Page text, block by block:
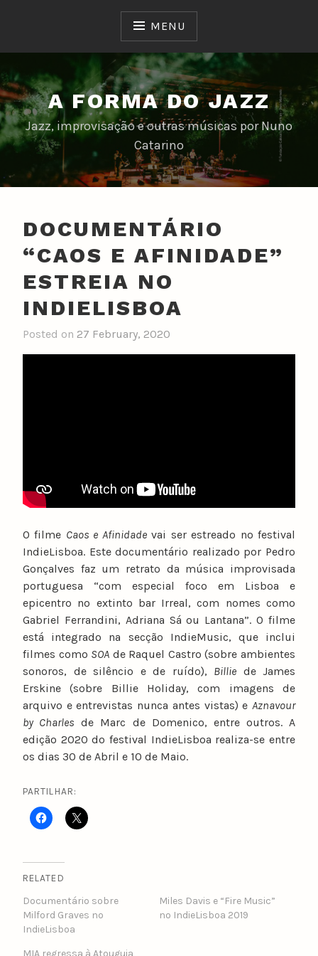
MENU
A FORMA DO JAZZ
Jazz, improvisação e outras músicas por Nuno
Catarino
DOCUMENTÁRIO
“CAOS E AFINIDADE”
ESTREIA NO
INDIELISBOA
Posted on 27 February, 2020
y
a
r
n
o
O filme Caos e Afinidadevai ser estreado no festival
IndieLisboa. Este documentário realizado por Pedro
Gonçalves faz um retrato da música improvisada
portuguesa “com especial foco em Lisboa e
epicentro no extinto bar Irreal, com nomes como
Gabriel Ferrandini, Adriana Sá ou Lantana”. O filme
está integrado na secção IndieMusic, que inclui
filmes como SOA de Raquel Castro (sobre ambientes
sonoros, de silêncio e de ruído), Billie de James
Erskine (sobre Billie Holiday, com imagens de
arquivo e entrevistas nunca antes vistas) e Aznavour
by Charles de Marc de Domenico, entre outros. A
edição 2020 do festival IndieLisboa realiza-se entre
os dias 30 de Abril e 10 de Maio.
PARTILHAR:
RELATED
Documentário sobre
Milford Graves no
IndieLisboa
Miles Davis e “Fire Music”
no IndieLisboa 2019
MIA regressa à Atouguia